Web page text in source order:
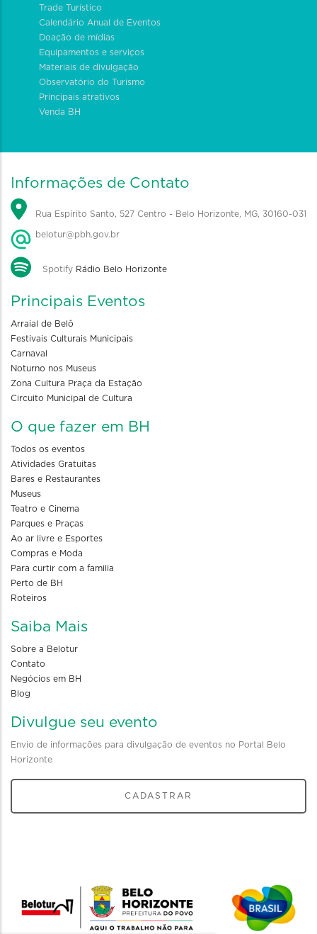
Trade Turístico
Calendário Anual de Eventos
Doação de mídias
Equipamentos e serviços
Materiais de divulgação
Observatório do Turismo
Principais atrativos
Venda BH
Informações de Contato
Rua Espírito Santo, 527 Centro - Belo Horizonte, MG, 30160-031
belotur@pbh.gov.br
Spotify Rádio Belo Horizonte
Principais Eventos
Arraial de Belô
Festivais Culturais Municipais
Carnaval
Noturno nos Museus
Zona Cultura Praça da Estação
Circuito Municipal de Cultura
O que fazer em BH
Todos os eventos
Atividades Gratuitas
Bares e Restaurantes
Museus
Teatro e Cinema
Parques e Praças
Ao ar livre e Esportes
Compras e Moda
Para curtir com a familia
Perto de BH
Roteiros
Saiba Mais
Sobre a Belotur
Contato
Negócios em BH
Blog
Divulgue seu evento
Envio de informações para divulgação de eventos no Portal Belo
Horizonte
CADASTRAR